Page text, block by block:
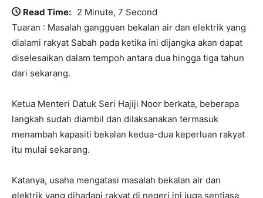
Read Time: 2 Minute, 7 Second
Tuaran : Masalah gangguan bekalan air dan elektrik yang
dialami rakyat Sabah pada ketika ini dijangka akan dapat
diselesaikan dalam tempoh antara dua hingga tiga tahun
dari sekarang.
Ketua Menteri Datuk Seri Hajiji Noor berkata, beberapa
langkah sudah diambil dan dilaksanakan termasuk
menambah kapasiti bekalan kedua-dua keperluan rakyat
itu mulai sekarang.
Katanya, usaha mengatasi masalah bekalan air dan
elektrik yang dihadapi rakyat di negeri ini juga sentiasa